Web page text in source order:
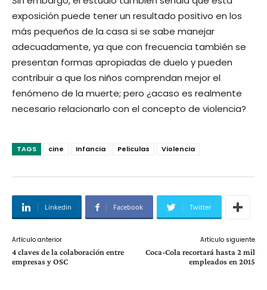
exposición puede tener un resultado positivo en los
más pequeños de la casa si se sabe manejar
adecuadamente, ya que con frecuencia también se
presentan formas apropiadas de duelo y pueden
contribuir a que los niños comprendan mejor el
fenómeno de la muerte; pero ¿acaso es realmente
necesario relacionarlo con el concepto de violencia?
TAGS cine Infancia Peliculas Violencia
Linkedin Facebook Twitter
Artículo anterior
4 claves de la colaboración entre
empresas y OSC
Artículo siguiente
Coca-Cola recortará hasta 2 mil
empleados en 2015